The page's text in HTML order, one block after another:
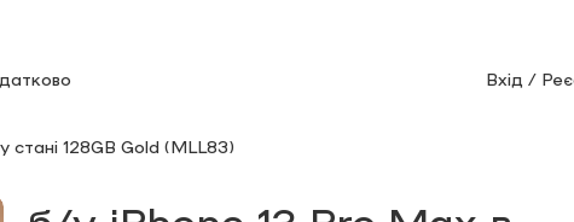
Вхід /
стані 128GB Gold (MLL83)